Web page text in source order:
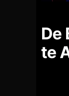
De
te